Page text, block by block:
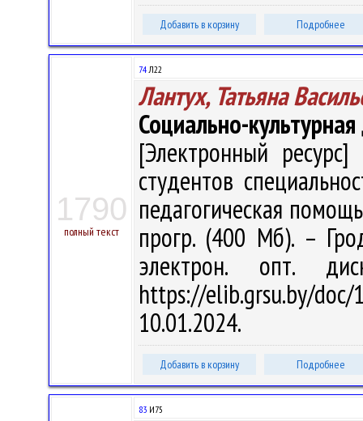
Добавить в корзину Подробнее
1790
полный текст
74Л22
Лантух, Татьяна
Социально-
[Электронный
студентов
педагогическая
прогр. (400 Мб). –
электрон. опт.
https://elib.grsu.by/
10.01.2024.
Добавить в корзину Подробнее
83 И75